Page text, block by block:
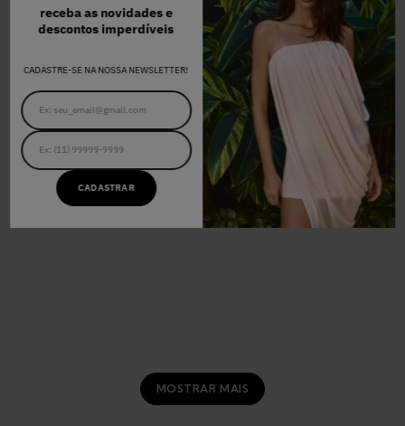
receba as novidades e
descontos imperdíveis
CADASTRE-SE NA NOSSA NEWSLETTER!
CADASTRAR
MOSTRAR MAIS